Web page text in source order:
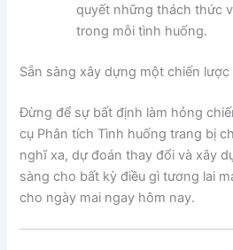
quyết những thách thức
trong mỗi tình huống.
Sẵn sàng xây dựng một chiến
Đừng để sự bất định làm hỏng
cụ Phân tích Tình huống trang bị
nghĩ xa, dự đoán thay đổi và xây
sàng cho bất kỳ điều gì tương lai
cho ngày mai ngay hôm nay.